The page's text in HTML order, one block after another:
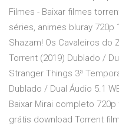
Filmes - Baixar filmes
séries, animes bluray 720p
Shazam! Os Cavaleiros do
Torrent (2019) Dublado /
Stranger Things 3ª
Dublado / Dual Áudio 5.1
Baixar Mirai completo
grátis download Torrent